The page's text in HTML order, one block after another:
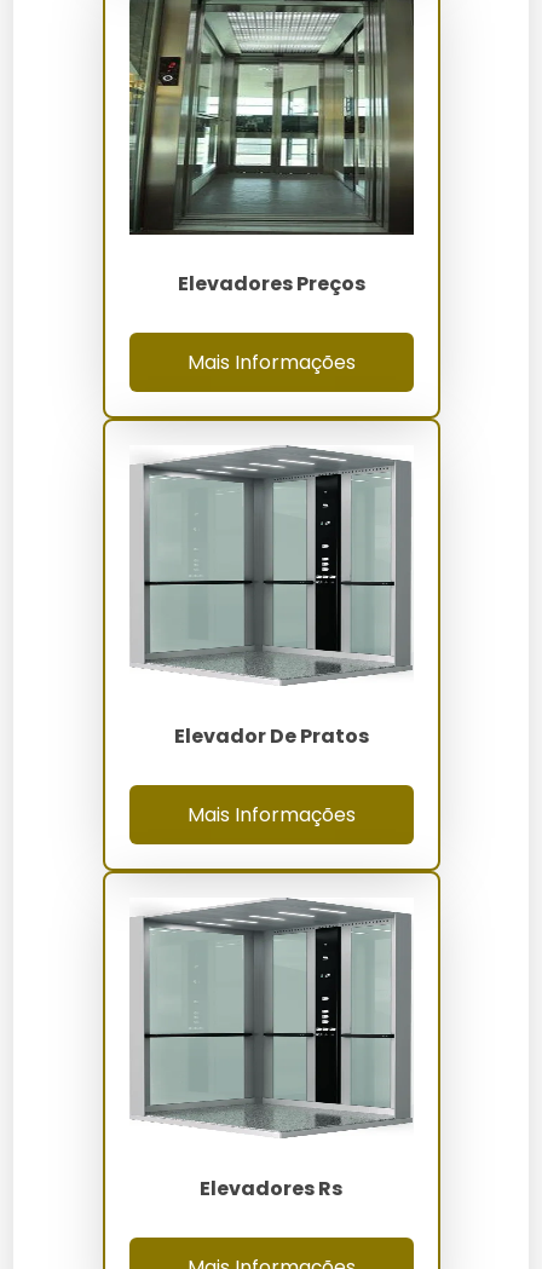
Elevadores novos podem ser adquiridos diretamente
através do site daElevadores Servtecou em lojas
especializadas em equipamentos de transporte
vertical. Ao escolher, considere a reputação e o
suporte pós-venda oferecido.
Manutenção e Cuidados
Para garantir a durabilidade dos elevadores, é
as recomendações de conservação. Consulte a
manutenção e modernização de elevadores
Elevadores Servtec.
Comparativo: Elevadores Novos
vs Alternativas
Opção Prós Contras
Elevadores Novos
Alta eficiência,
tecnologia
avançada
Escadas Rolantes
Fluxo contínuo
Espaço
Perguntas Frequentes sobre
Elevadores Novos
Qual é a vida útil de um elevador
Na prática, um elevador novo tem uma vida útil média
de 20 a 30 anos, dependendo da manutenção e uso.
Quais são os principais
cuidados com elevadores
novos?
Manter revisões periódicas e seguir as
para prolongar a vida útil dos elevadores.
Elevadores Preços
Mais Informações
Elevador De Pratos
Mais Informações
Elevadores Rs